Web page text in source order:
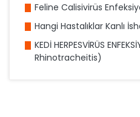
Feline Calisivirüs
Hangi Hastalıklar Kanlı
KEDİ HERPESVİRÜS
Rhinotracheitis)